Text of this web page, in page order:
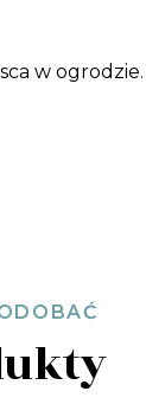
w ogrodzie.